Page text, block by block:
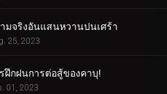
มจริงอันแสนหวานปนเศร้า
25, 2023
ฝึกฝนการต่อสู้ของคาบุ!
01, 2023